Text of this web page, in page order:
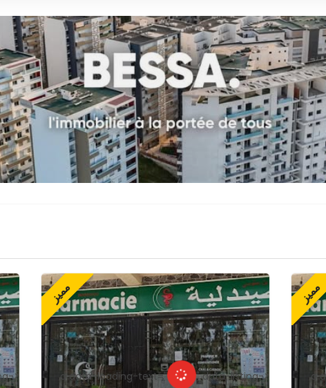
مميز مميز
<a data-loading-text="
" data-listing-
<a data-loading-text="